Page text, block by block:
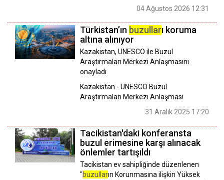
04 Ağustos 2026 12:31
Türkistan’ın buzulları koruma
altına alınıyor
Kazakistan, UNESCO ile Buzul
Araştırmaları Merkezi Anlaşmasını
onayladı.
Kazakistan - UNESCO Buzul
Araştırmaları Merkezi Anlaşması
31 Aralık 2025 17:20
Tacikistan'daki konferansta
buzul erimesine karşı alınacak
önlemler tartışıldı
Tacikistan ev sahipliğinde düzenlenen
"buzulların Korunmasına ilişkin Yüksek